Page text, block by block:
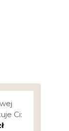
Ci: